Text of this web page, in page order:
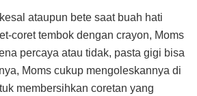
ataupun bete saat buah hati
coret tembok dengan crayon, Moms
percaya atau tidak, pasta gigi bisa
Moms cukup mengoleskannya di
membersihkan coretan yang